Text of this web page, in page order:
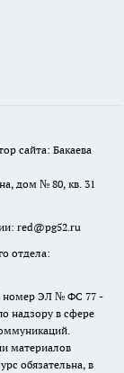
сайта: Бакаева
дом № 80, кв. 31
red@pg52.ru
отдела:
номер ЭЛ № ФС 77 -
надзору в сфере
материалов
обязательна, в